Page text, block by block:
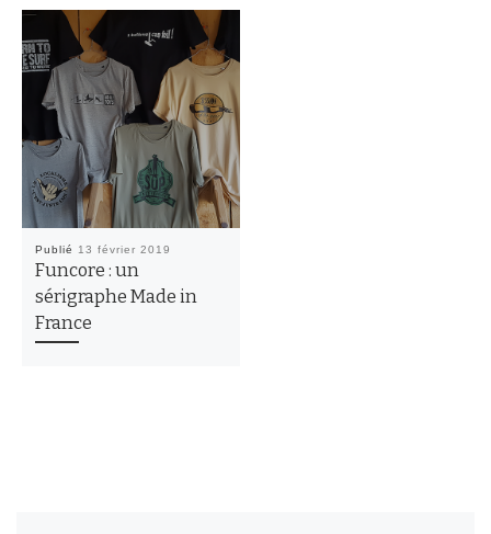
Publié 13 février 2019
Funcore : un
sérigraphe Made in
France